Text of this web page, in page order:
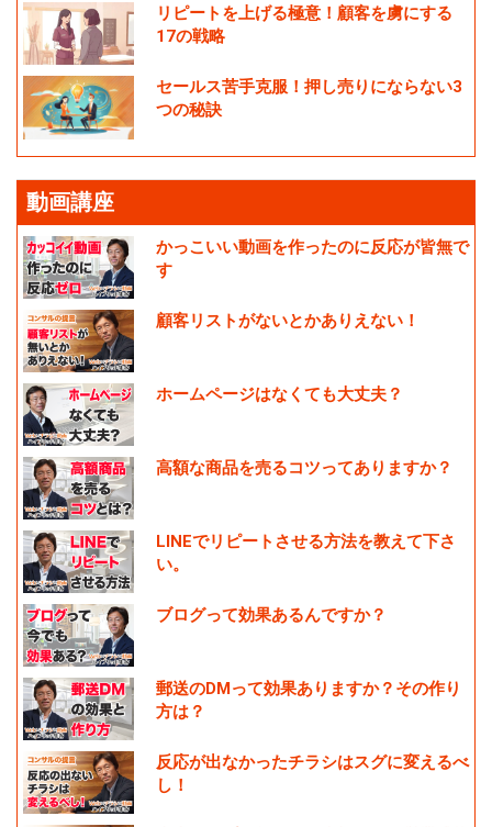
リピートを上げる極意！顧客を虜にする
17の戦略
セールス苦手克服！押し売りにならない3
つの秘訣
動画講座
かっこいい動画を作ったのに反応が皆無で
す
顧客リストがないとかありえない！
ホームページはなくても大丈夫？
高額な商品を売るコツってありますか？
LINEでリピートさせる方法を教えて下さ
い。
ブログって効果あるんですか？
郵送のDMって効果ありますか？その作り
方は？
反応が出なかったチラシはスグに変えるべ
し！